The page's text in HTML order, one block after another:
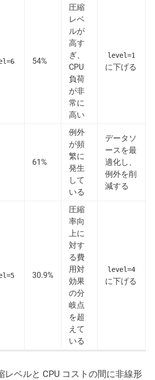
54%
圧縮
レベ
ルが
高す
ぎ、
CPU
負荷
が非
常に
高い
level=1
に下げる
61%
例外
が頻
繁に
発生
して
いる
データソ
ースを最
適化し、
例外を削
減する
30.9%
圧縮
率向
上に
対す
る費
用対
効果
の分
岐点
を超
えて
いる
level=4
に下げる
レベルと CPU コストの間に非線形